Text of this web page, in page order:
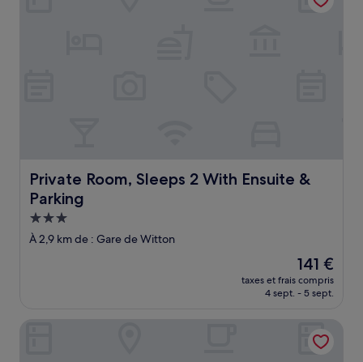
Private Room, Sleeps 2 With Ensuite &
Parking
Private Room, Sleeps 2 With Ensuite & Parking
Hébergement
3.0 étoiles
À 2,9 km de : Gare de Witton
Le
nouveau
prix
de
141 €
141 €
taxes et frais compris
4 sept. - 5 sept.
Holiday Inn Express Birmingham - Snow Hill by IHG